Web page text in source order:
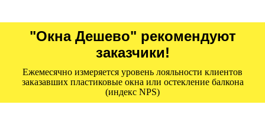
"Окна Дешево" рекомендуют
заказчики!
Ежемесячно измеряется уровень лояльности клиентов
заказавших пластиковые окна или остекление балкона
(индекс NPS)